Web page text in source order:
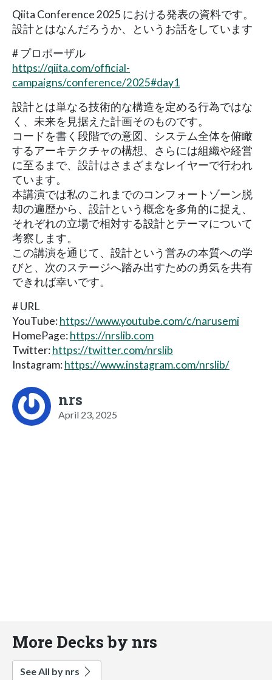
Qiita Conference 2025 における発表の資料です。
設計とはなんだろうか、というお話をしています
# プロポーザル
https://qiita.com/official-
campaigns/conference/2025#day1
設計とは単なる技術的な構造を定める行為ではな
く、未来を見据えた計画そのものです。
コードを書く段階での意図、システム全体を俯瞰
するアーキテクチャの構想、さらには組織や経営
に至るまで、設計はさまざまなレイヤーで行われ
ています。
本講演では私のこれまでのコンフォートゾーン脱
却の遍歴から、設計という概念を多角的に捉え、
それぞれの立場で相対する設計とテーマについて
考察します。
この講演を通じて、設計という営みの本質への学
びと、次のステージへ踏み出すための勇気を共有
できれば幸いです。
# URL
YouTube:https://www.youtube.com/c/narusemi
HomePage:https://nrslib.com
Twitter:https://twitter.com/nrslib
Instagram:https://www.instagram.com/nrslib/
nrs
April 23, 2025
More Decks by nrs
See All by nrs